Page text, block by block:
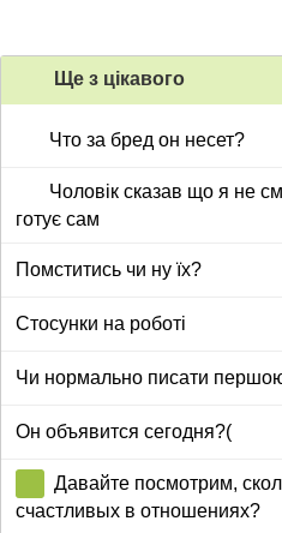
Ще з цiкавого
Что за бред он несет?
Чоловік сказав що я не
готує сам
Помститись чи ну їх?
Стосунки на роботі
Чи нормально писати
Он объявится сегодня?(
Давайте посмотрим,
счастливых в отношениях?